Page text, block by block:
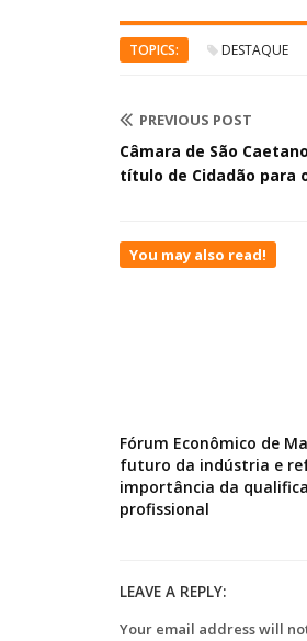
TOPICS: DESTAQUE
PREVIOUS POST
Câmara de São
título de Cidadão para
You may also read!
Fórum Econômico de
futuro da indústria e
importância da
profissional
LEAVE A REPLY:
Your email address will